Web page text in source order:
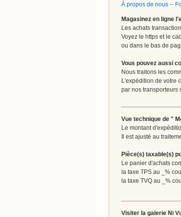
À propos de nous --
Magasinez en ligne
Les achats
Voyez le https et le
ou dans le bas de
Vous pouvez aussi
Nous traitons les
L'expédition de votre
par nos transporteurs
Vue technique de "
Le montant
Il est ajusté au
Pièce(s) taxable(s)
Le panier d'achats
la taxe TPS au _%
la taxe TVQ au _%
Visiter la galerie Ni